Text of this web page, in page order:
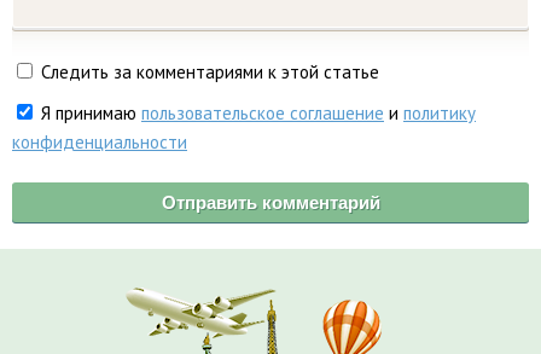
Следить за комментариями к этой статье
Я принимаю пользовательское соглашение и политику
конфиденциальности